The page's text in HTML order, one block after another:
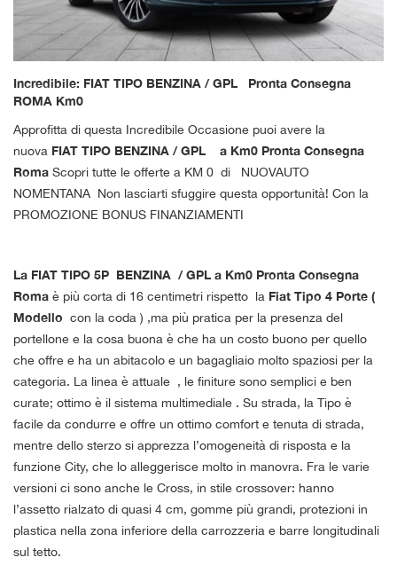
Incredibile: FIAT TIPO BENZINA / GPL Pronta Consegna
ROMA Km0
Approfitta di questa Incredibile Occasione puoi avere la
nuova FIAT TIPO BENZINA / GPL a Km0 Pronta Consegna
Roma Scopri tutte le offerte a KM 0 di NUOVAUTO
NOMENTANA Non lasciarti sfuggire questa opportunità! Con la
PROMOZIONE BONUS FINANZIAMENTI
La FIAT TIPO 5P BENZINA / GPL a Km0 Pronta Consegna
Roma è più corta di 16 centimetri rispetto la Fiat Tipo 4 Porte (
Modello con la coda ) ,ma più pratica per la presenza del
portellone e la cosa buona è che ha un costo buono per quello
che offre e ha un abitacolo e un bagagliaio molto spaziosi per la
categoria. La linea è attuale , le finiture sono semplici e ben
curate; ottimo è il sistema multimediale . Su strada, la Tipo è
facile da condurre e offre un ottimo comfort e tenuta di strada,
mentre dello sterzo si apprezza l’omogeneità di risposta e la
funzione City, che lo alleggerisce molto in manovra. Fra le varie
versioni ci sono anche le Cross, in stile crossover: hanno
l’assetto rialzato di quasi 4 cm, gomme più grandi, protezioni in
plastica nella zona inferiore della carrozzeria e barre longitudinali
sul tetto.
tracciamento
adottiamo
per
offrire
le
e
svolgere
di
seguito
ottenere
maggiori
informazioni
sull'utilità
e
sul
funzionamento
strumenti
di
tracciamento
si
rimanda
cookie
policy.